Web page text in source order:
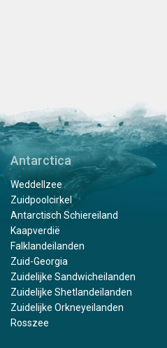
Antarctica
Weddellzee
Zuidpoolcirkel
Antarctisch Schiereiland
Kaapverdië
Falklandeilanden
Zuid-Georgia
Zuidelijke Sandwicheilanden
Zuidelijke Shetlandeilanden
Zuidelijke Orkneyeilanden
Rosszee